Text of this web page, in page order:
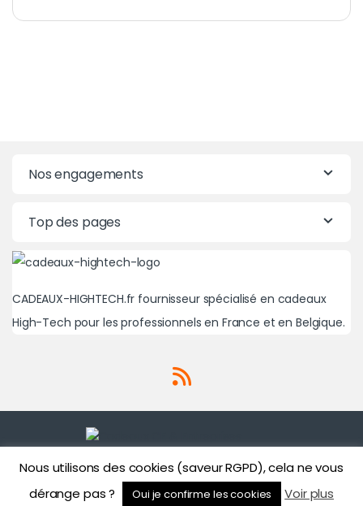
Nos engagements
Top des pages
CADEAUX-HIGHTECH.fr fournisseur spécialisé en cadeaux
High-Tech pour les professionnels en France et en Belgique.
Une question? Un besoin?
01 71 43 43 86
Nous utilisons des cookies (saveur RGPD), cela ne vous
dérange pas ?
Oui je confirme les cookies Voir plus